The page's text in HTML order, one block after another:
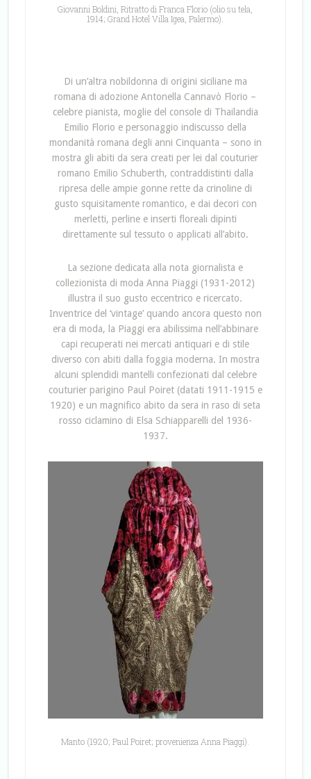
Giovanni Boldini, Ritratto di Franca Florio (olio su tela,
1914; Grand Hotel Villa Igea, Palermo).
Di un’altra nobildonna di origini siciliane ma
romana di adozione Antonella Cannavò Florio –
celebre pianista, moglie del console di Thailandia
Emilio Florio e personaggio indiscusso della
mondanità romana degli anni Cinquanta – sono in
mostra gli abiti da sera creati per lei dal couturier
romano Emilio Schuberth, contraddistinti dalla
ripresa delle ampie gonne rette da crinoline di
gusto squisitamente romantico, e dai decori con
merletti, perline e inserti floreali dipinti
direttamente sul tessuto o applicati all’abito.
La sezione dedicata alla nota giornalista e
collezionista di moda Anna Piaggi (1931-2012)
illustra il suo gusto eccentrico e ricercato.
Inventrice del ‘vintage’ quando ancora questo non
era di moda, la Piaggi era abilissima nell’abbinare
capi recuperati nei mercati antiquari e di stile
diverso con abiti dalla foggia moderna. In mostra
alcuni splendidi mantelli confezionati dal celebre
couturier parigino Paul Poiret (datati 1911-1915 e
1920) e un magnifico abito da sera in raso di seta
rosso ciclamino di Elsa Schiapparelli del 1936-
1937.
Manto (1920; Paul Poiret; provenienza Anna Piaggi).